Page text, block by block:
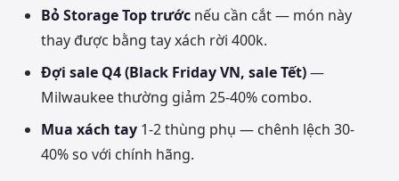
Bỏ Storage Top trước nếu cần cắt — món này
thay được bằng tay xách rời 400k.
Đợi sale Q4 (Black Friday VN, sale Tết)—
Milwaukee thường giảm 25-40% combo.
Mua xách tay 1-2 thùng phụ — chênh lệch 30-
40% so với chính hãng.